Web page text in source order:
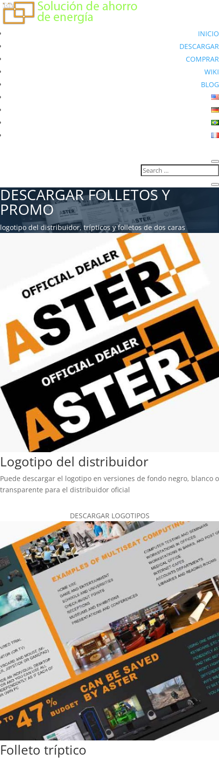
INICIO
DESCARGAR
COMPRAR
WIKI
BLOG
DESCARGAR FOLLETOS Y
PROMO
logotipo del distribuidor, trípticos y folletos de dos caras
Logotipo del distribuidor
Puede descargar el logotipo en versiones de fondo negro, blanco o
transparente para el distribuidor oficial
DESCARGAR LOGOTIPOS
Folleto tríptico